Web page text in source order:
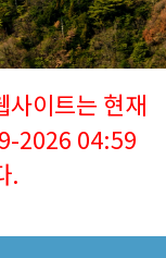
사이트는 현재
2026 04:59
.